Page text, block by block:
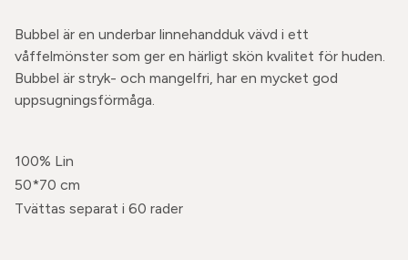
Bubbel är en underbar linnehandduk vävd i ett
våffelmönster som ger en härligt skön kvalitet för huden.
Bubbel är stryk- och mangelfri, har en mycket god
uppsugningsförmåga.
100% Lin
50*70 cm
Tvättas separat i 60 rader